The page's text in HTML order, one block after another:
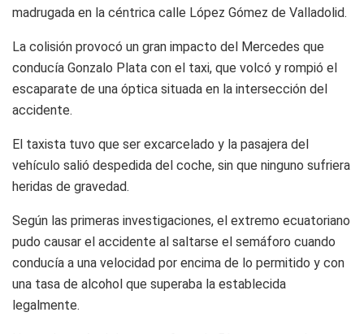
madrugada en la céntrica calle López Gómez de Valladolid.
La colisión provocó un gran impacto del Mercedes que
conducía Gonzalo Plata con el taxi, que volcó y rompió el
escaparate de una óptica situada en la intersección del
accidente.
El taxista tuvo que ser excarcelado y la pasajera del
vehículo salió despedida del coche, sin que ninguno sufriera
heridas de gravedad.
Según las primeras investigaciones, el extremo ecuatoriano
pudo causar el accidente al saltarse el semáforo cuando
conducía a una velocidad por encima de lo permitido y con
una tasa de alcohol que superaba la establecida
legalmente.